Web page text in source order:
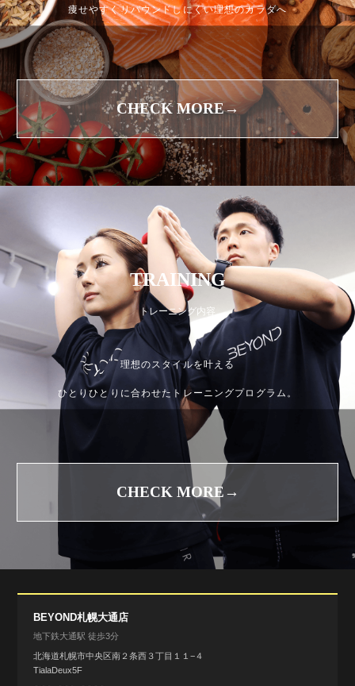
痩せやすくリバウンドしにくい理想のカラダへ
CHECK MORE→
TRAINING
トレーニング内容
理想のスタイルを叶える
ひとりひとりに合わせたトレーニングプログラム。
CHECK MORE→
BEYOND札幌大通店
地下鉄大通駅 徒歩3分
北海道札幌市中央区南２条西３丁目１１−４
TialaDeux5F